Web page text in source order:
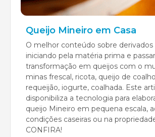
Queijo Mineiro em Casa
O melhor conteúdo sobre derivados
iniciando pela matéria prima e
transformação em queijos com o
minas frescal, ricota, queijo de
requeijão, iogurte, coalhada. Este
disponibiliza a tecnologia para
queijo Mineiro em pequena escala,
condições caseiras ou na
CONFIRA!